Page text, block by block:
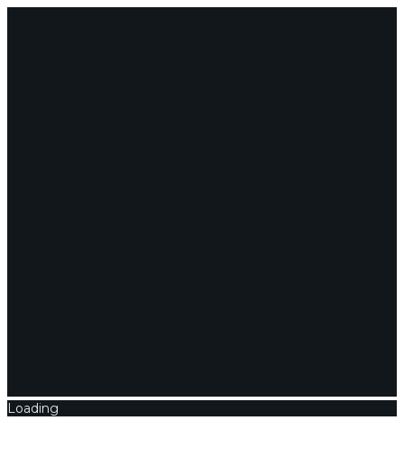
Loading